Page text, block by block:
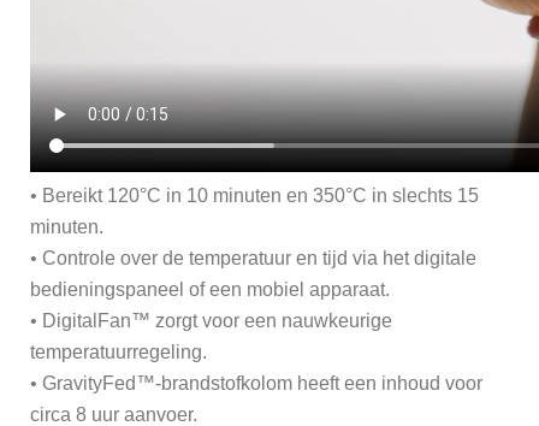
• Bereikt 120°C in 10 minuten en 350°C in slechts 15
minuten.
• Controle over de temperatuur en tijd via het digitale
bedieningspaneel of een mobiel apparaat.
• DigitalFan™ zorgt voor een nauwkeurige
temperatuurregeling.
• GravityFed™-brandstofkolom heeft een inhoud voor
circa 8 uur aanvoer.